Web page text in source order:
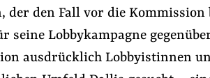
der den Fall vor die Kommission
seine Lobbykampagne
ausdrücklich Lobbyistinnen